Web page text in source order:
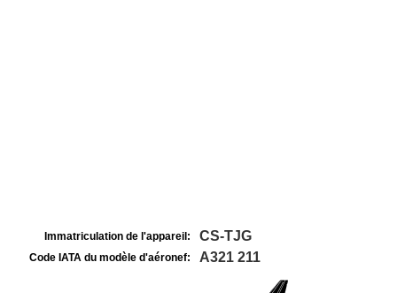
Immatriculation de l'appareil: CS-TJG
Code IATA du modèle d'aéronef: A321 211